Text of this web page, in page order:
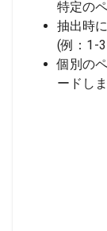
特定の
抽出時
(例：1-3
個別の
ードしま